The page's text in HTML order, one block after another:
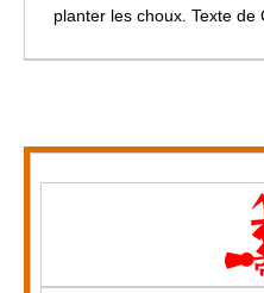
planter les choux. Texte de